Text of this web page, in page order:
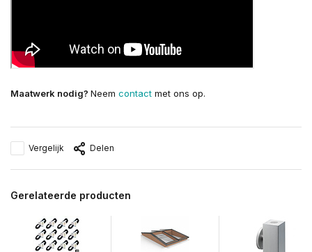
Maatwerk nodig? Neem contact met ons op.
Vergelijk Delen
Gerelateerde producten